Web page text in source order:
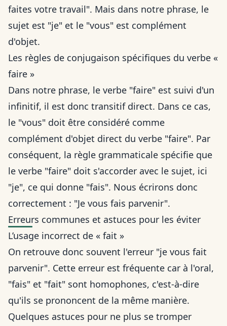
faites votre travail". Mais dans notre phrase, le
sujet est "je" et le "vous" est complément
d'objet.
Les règles de conjugaison spécifiques du verbe «
faire »
Dans notre phrase, le verbe "faire" est suivi d'un
infinitif, il est donc transitif direct. Dans ce cas,
le "vous" doit être considéré comme
complément d'objet direct du verbe "faire". Par
conséquent, la règle grammaticale spécifie que
le verbe "faire" doit s'accorder avec le sujet, ici
"je", ce qui donne "fais". Nous écrirons donc
correctement : "Je vous fais parvenir".
Erreurs communes et astuces pour les éviter
L’usage incorrect de « fait »
On retrouve donc souvent l'erreur "je vous fait
parvenir". Cette erreur est fréquente car à l'oral,
"fais" et "fait" sont homophones, c'est-à-dire
qu'ils se prononcent de la même manière.
Quelques astuces pour ne plus se tromper